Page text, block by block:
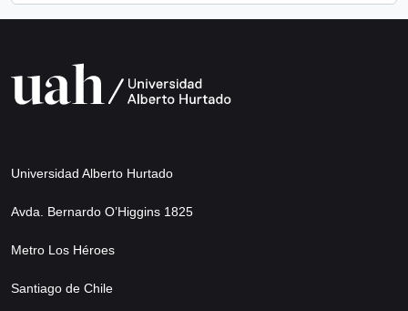
Universidad Alberto Hurtado
Avda. Bernardo O’Higgins 1825
Metro Los Héroes
Santiago de Chile